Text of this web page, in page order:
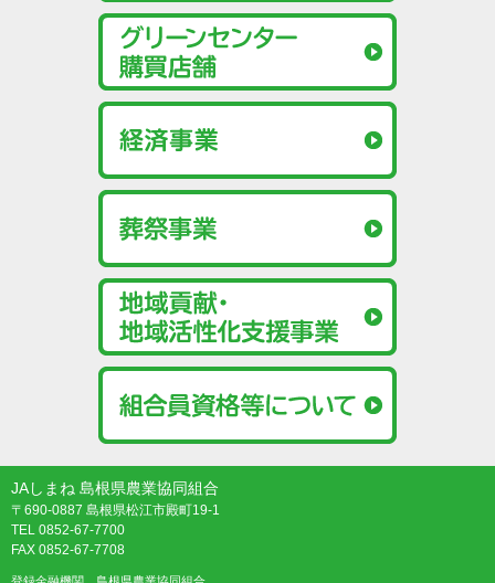
JAしまね 島根県農業協同組合
〒690-0887 島根県松江市殿町19-1
TEL 0852-67-7700
FAX 0852-67-7708